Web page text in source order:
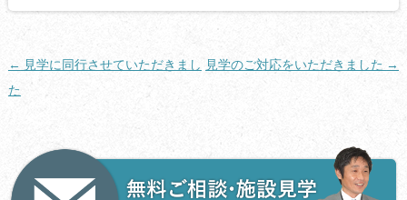
投
稿
ー
← 見学に同行させていただきまし
た
見学のご対応をいただきました →